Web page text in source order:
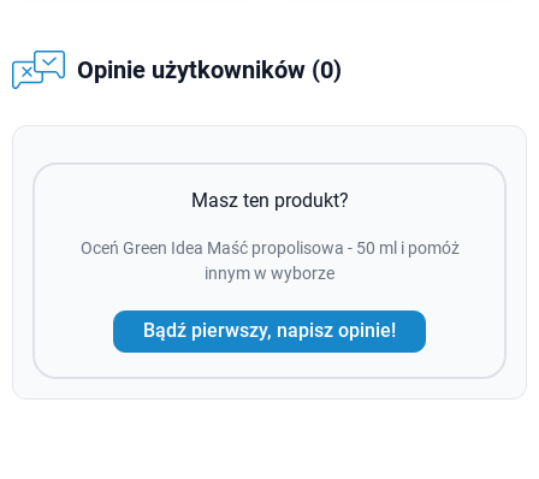
Opinie użytkowników (0)
Masz ten produkt?
Oceń Green Idea Maść propolisowa - 50 ml i pomóż
innym w wyborze
Bądź pierwszy, napisz opinie!